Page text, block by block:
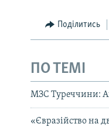
Поділитись
ПО ТЕМІ
МЗС Туреччини:
«Євразійство на